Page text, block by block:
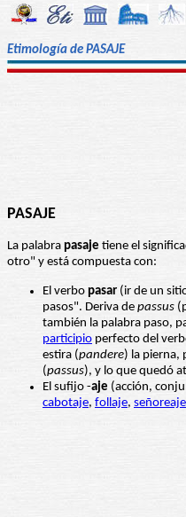
Etimología de PASAJE
PASAJE
La palabra pasaje tiene el
otro" y está compuesta con:
El verbo pasar (ir de un
pasos". Deriva de passus
también la palabra paso,
participio perfecto del
estira (pandere) la pierna,
(passus), y lo que quedó
El sufijo -aje (acción,
cabotaje, follaje, señoreaje